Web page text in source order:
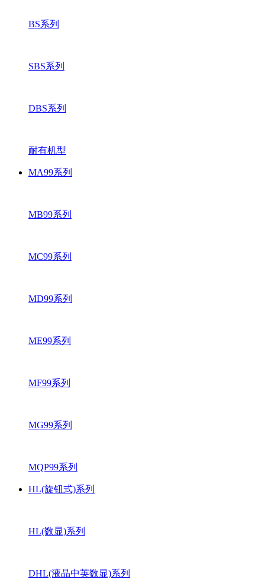
BS系列
SBS系列
DBS系列
耐有机型
MA99系列
MB99系列
MC99系列
MD99系列
ME99系列
MF99系列
MG99系列
MQP99系列
HL(旋钮式)系列
HL(数显)系列
DHL(液晶中英数显)系列